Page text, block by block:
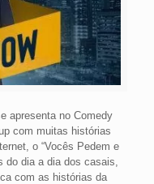
apresenta no Comedy
com muitas histórias
o “Vocês Pedem e
do dia a dia dos casais,
com as histórias da